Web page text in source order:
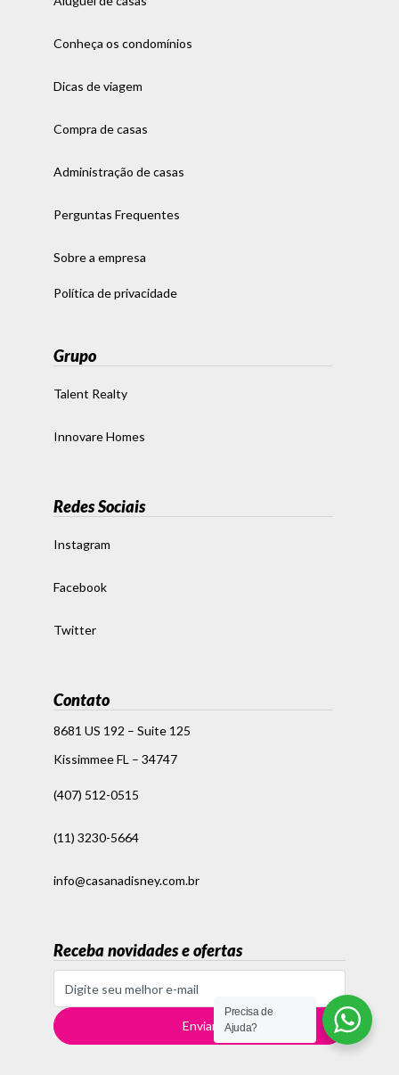
Conheça os condomínios
Dicas de viagem
Compra de casas
Administração de casas
Perguntas Frequentes
Sobre a empresa
Política de privacidade
Grupo
Talent Realty
Innovare Homes
Redes Sociais
Instagram
Facebook
Twitter
Contato
8681 US 192 – Suite 125
Kissimmee FL – 34747
(407) 512-0515
(11) 3230-5664
info@casanadisney.com.br
Receba novidades e ofertas
Precisa de
Ajuda?